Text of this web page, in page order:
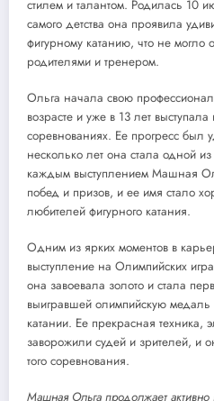
стилем и талантом. Родилась 10
самого детства она проявила
фигурному катанию, что не могло
родителями и тренером.
Ольга начала свою
возрасте и уже в 13 лет
соревнованиях. Ее прогресс был
несколько лет она стала одной
каждым выступлением Машная
побед и призов, и ее имя стало
любителей фигурного катания.
Одним из ярких моментов в
выступление на Олимпийских
она завоевала золото и стала
выигравшей олимпийскую
катании. Ее прекрасная техника,
заворожили судей и зрителей, и
того соревнования.
Машная Ольга продолжает активно